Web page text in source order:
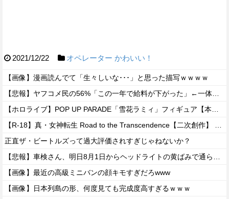
2021/12/22 オペレーター かわいい！
【画像】漫画読んでて「生々しいな･･･」と思った描写ｗｗｗｗ
正直ザ・ビートルズって過大評価されすぎじゃねないか？
【画像】最近の高級ミニバンの顔キモすぎだろwww
【画像】日本列島の形、何度見ても完成度高すぎるｗｗｗ